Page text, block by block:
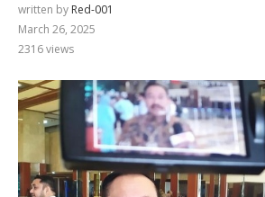
written by Red-001
March 26, 2025
2316views